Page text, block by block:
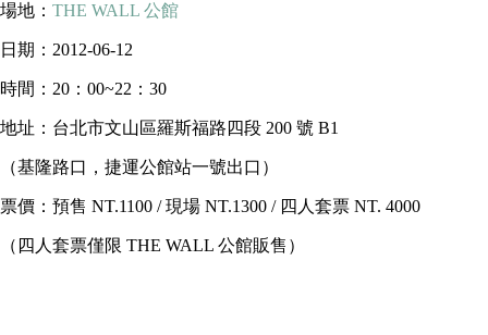
場地： THE WALL 公館
日期：2012-06-12
時間：20：00~22：30
地址：台北市文山區羅斯福路四段 200 號 B1
（基隆路口，捷運公館站一號出口）
票價：預售 NT.1100 / 現場 NT.1300 / 四人套票 NT. 4000
（四人套票僅限 THE WALL 公館販售）